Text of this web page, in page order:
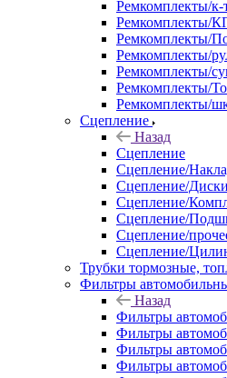
Ремкомплекты/к-
Ремкомплекты/
Ремкомплекты/
Ремкомплекты/
Ремкомплекты/
Ремкомплекты/
Ремкомплекты/
Сцепление
Назад
Сцепление
Сцепление/
Сцепление/Диски
Сцепление/
Сцепление/
Сцепление/
Сцепление/
Трубки тормозные,
Фильтры
Назад
Фильтры
Фильтры
Фильтры
Фильтры